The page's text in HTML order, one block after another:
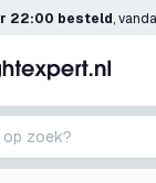
22:00 besteld,
zoek?